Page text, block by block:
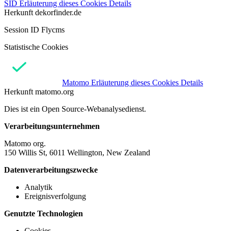
SID Erläuterung dieses Cookies Details
Herkunft dekorfinder.de
Session ID Flycms
Statistische Cookies
Matomo Erläuterung dieses Cookies Details
Herkunft matomo.org
Dies ist ein Open Source-Webanalysedienst.
Verarbeitungsunternehmen
Matomo org.
150 Willis St, 6011 Wellington, New Zealand
Datenverarbeitungszwecke
Analytik
Ereignisverfolgung
Genutzte Technologien